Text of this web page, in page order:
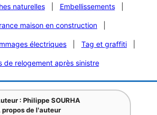
naturelles Embellissements
maison en construction
électriques Tag et graffiti
de relogement après sinistre
: Philippe SOURHA
propos de l'auteur